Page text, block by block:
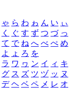
ゃ ら わ ゎ ん い ぃ
く ぐ す ず つ づ っ
て で ね へ べ ぺ め
よ ょ ろ を
ラ ワ ヮ ン イ ィ キ
グ ス ズ ツ ヅ ッ ヌ
デ ヘ ベ ペ メ レ オ